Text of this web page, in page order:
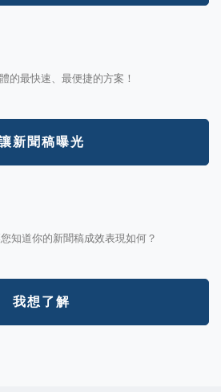
的最快速、最便捷的方案！
新聞稿曝光
知道你的新聞稿成效表現如何？
我想了解